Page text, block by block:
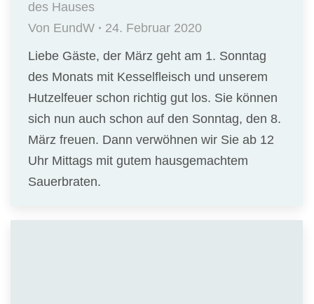
des Hauses
Von EundW
24. Februar 2020
Liebe Gäste, der März geht am 1. Sonntag
des Monats mit Kesselfleisch und unserem
Hutzelfeuer schon richtig gut los. Sie können
sich nun auch schon auf den Sonntag, den 8.
März freuen. Dann verwöhnen wir Sie ab 12
Uhr Mittags mit gutem hausgemachtem
Sauerbraten.